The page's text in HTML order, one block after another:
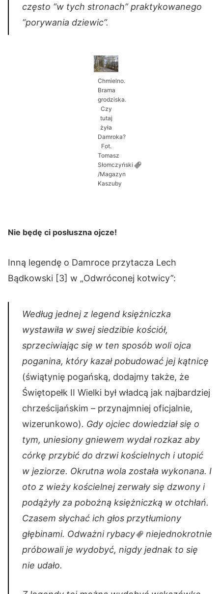
często “w tych stronach” praktykowanego
“porywania dziewic”.
Chmielno.
Brama
grodziska.
Czy
tutaj
żyła
Damroka?
Fot.
Tomasz
Słomczyński
/Magazyn
Kaszuby
Nie będę ci posłuszna ojcze!
Inną legendę o Damroce przytacza Lech
Bądkowski [3] w „Odwróconej kotwicy”:
Według jednej z legend księżniczka
wystawiła w swej siedzibie kościół,
sprzeciwiając się w ten sposób woli ojca
poganina, który kazał pobudować jej kątnicę
(świątynię pogańską, dodajmy także, że
Świętopełk II Wielki był władcą jak najbardziej
chrześcijańskim – przynajmniej oficjalnie,
wizerunkowo). Gdy ojciec dowiedział się o
tym, uniesiony gniewem wydał rozkaz aby
córkę przybić do drzwi kościelnych i utopić
w jeziorze. Okrutna wola została wykonana. I
oto z wieży kościelnej zerwały się dzwony i
podążyły za pobożną księżniczką w otchłań.
Czasem słychać ich głos przytłumiony
głębinami. Odważnirybacy
niejednokrotnie
próbowali je wydobyć, nigdy jednak to się
nie udało.